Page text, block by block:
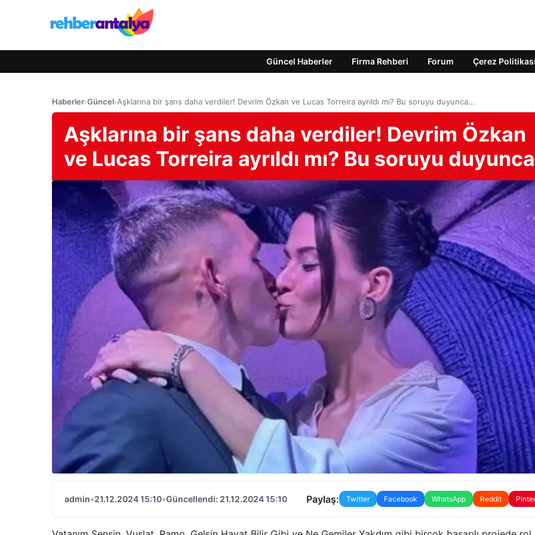
Güncel Haberler Firma Rehberi Forum Çerez Politikası
Haberler›Güncel›Aşklarına bir şans daha verdiler! Devrim Özkan ve Lucas Torreira ayrıldı mı? Bu soruyu duyunca…
Aşklarına bir şans daha verdiler! Devrim Özkan
ve Lucas Torreira ayrıldı mı? Bu soruyu
admin•21.12.2024 15:10•Güncellendi: 21.12.2024 15:10 Paylaş: Twitter Facebook WhatsApp Reddit